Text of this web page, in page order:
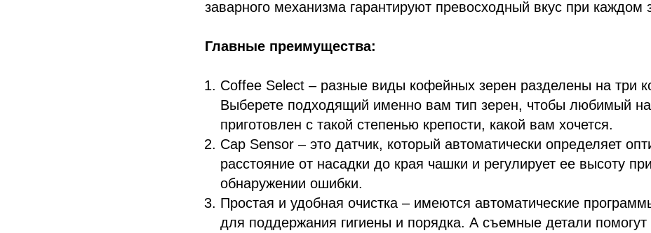
заварного механизма гарантируют превосходный вкус при каждом
Главные преимущества:
Coffee Select – разные виды кофейных зерен разделены на три
Выберете подходящий именно вам тип зерен, чтобы любимый
приготовлен с такой степенью крепости, какой вам хочется.
Cap Sensor – это датчик, который автоматически определяет
расстояние от насадки до края чашки и регулирует ее высоту при
обнаружении ошибки.
Простая и удобная очистка – имеются автоматические
для поддержания гигиены и порядка. А съемные детали